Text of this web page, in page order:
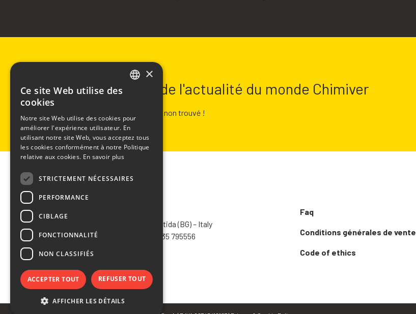
Restez informé de l'actualité du monde Chimiver
Formulaire de contact non trouvé !
CHIMIVER PANSERI S.p.A.
Via Bergamo, 1401 – 24030 Pontida (BG) – Italy
Tel.+39 035 795031
– Fax +39 035 795556
info@chimiver.com
Faq
Conditions générales de vente
Code of ethics
SPANISH
×
Ce site Web utilise des
cookies
Notre site Web utilise des cookies pour
améliorer l'expérience utilisateur. En
utilisant notre site Web, vous acceptez tous
les cookies conformément à notre Politique
relative aux cookies. En savoir plus
STRICTEMENT NÉCESSAIRES
PERFORMANCE
CIBLAGE
FONCTIONNALITÉ
NON CLASSIFIÉS
ACCEPTER TOUT REFUSER TOUT
AFFICHER LES DÉTAILS